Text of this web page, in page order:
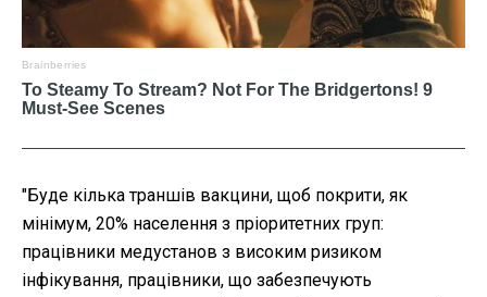
"Буде кілька траншів вакцини, щоб покрити, як
мінімум, 20% населення з пріоритетних груп:
працівники медустанов з високим ризиком
інфікування, працівники, що забезпечують